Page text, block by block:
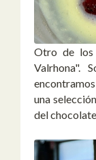
Otro de los
Valrhona".
una
del